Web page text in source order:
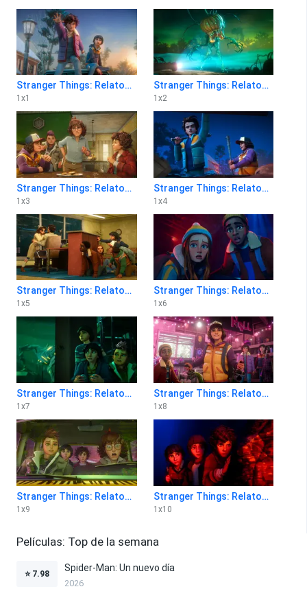
Stranger Things: Relatos del 85 1x1
1 x1
Stranger Things: Relatos del 85 1x2
1 x2
Stranger Things: Relatos del 85 1x3
1 x3
Stranger Things: Relatos del 85 1x4
1 x4
Stranger Things: Relatos del 85 1x5
1 x5
Stranger Things: Relatos del 85 1x6
1 x6
Stranger Things: Relatos del 85 1x7
1 x7
Stranger Things: Relatos del 85 1x8
1 x8
Stranger Things: Relatos del 85 1x9
1 x9
Stranger Things: Relatos del 85 1x10
1 x10
Películas: Top de la semana
⭐ 7.98
Spider-Man: Un nuevo día
2026